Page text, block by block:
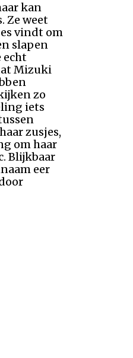
kan
Ze weet
vindt om
slapen
echt
Mizuki
zo
iets
zusjes,
om haar
Blijkbaar
eer